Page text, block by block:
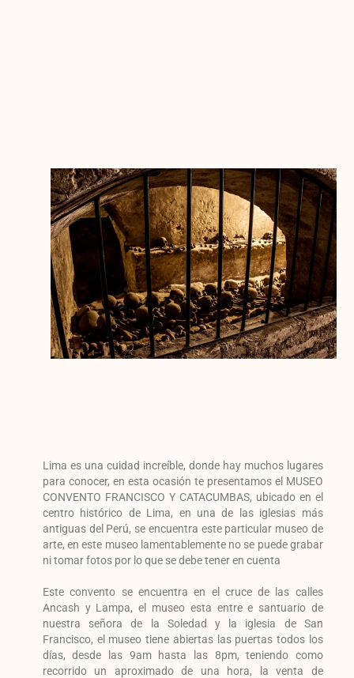
Lima es una cuidad increíble, donde hay muchos lugares
para conocer, en esta ocasión te presentamos el MUSEO
CONVENTO FRANCISCO Y CATACUMBAS, ubicado en el
centro histórico de Lima, en una de las iglesias más
antiguas del Perú, se encuentra este particular museo de
arte, en este museo lamentablemente no se puede grabar
ni tomar fotos por lo que se debe tener en cuenta
Este convento se encuentra en el cruce de las calles
Ancash y Lampa, el museo esta entre e santuario de
nuestra señora de la Soledad y la iglesia de San
Francisco, el museo tiene abiertas las puertas todos los
días, desde las 9am hasta las 8pm, teniendo como
recorrido un aproximado de una hora, la venta de